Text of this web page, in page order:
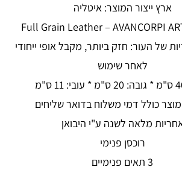
ארץ ייצור המוצר: איטליה
של העור: חזק ביותר, מקבל אופי ייחודי
לאחר שימוש
כולל דמי משלוח בדואר שליחים
מלאה לשנה ע"י היבואן
רוכסן פנימי
3 תאים פנימיים